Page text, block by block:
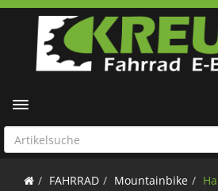
Toggle navigation
FAHRRAD Mountainbike